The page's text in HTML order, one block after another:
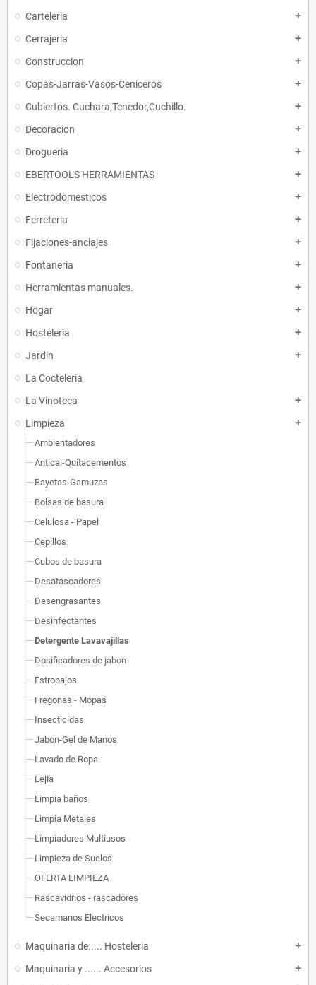
Carteleria add
Cerrajeria add
Construccion add
Copas-Jarras-Vasos-Ceniceros add
Cubiertos. Cuchara,Tenedor,Cuchillo. add
Decoracion add
Drogueria add
EBERTOOLS HERRAMIENTAS add
Electrodomesticos add
Ferreteria add
Fijaciones-anclajes add
Fontaneria add
Herramientas manuales. add
Hogar add
Hosteleria add
Jardin add
La Cocteleria
La Vinoteca
add
Limpieza add
Ambientadores
Antical-Quitacementos
Bayetas-Gamuzas
Bolsas de basura
Celulosa - Papel
Cepillos
Cubos de basura
Desatascadores
Desengrasantes
Desinfectantes
Detergente Lavavajillas
Dosificadores de jabon
Estropajos
Fregonas - Mopas
Insecticidas
Jabon-Gel de Manos
Lavado de Ropa
Lejia
Limpia baños
Limpia Metales
Limpiadores Multiusos
Limpieza de Suelos
OFERTA LIMPIEZA
Rascavidrios - rascadores
Secamanos Electricos
Maquinaria de..... Hosteleria add
Maquinaria y ...... Accesorios add